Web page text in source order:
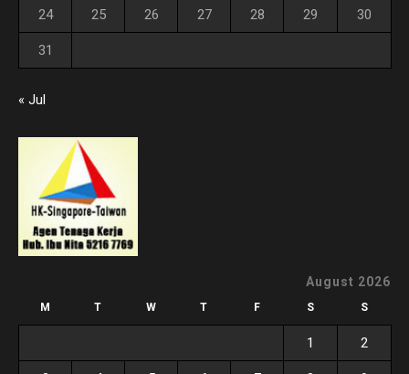
24 25 26 27 28 29 30
31
« Jul
August 2026
M T W T F S S
1 2